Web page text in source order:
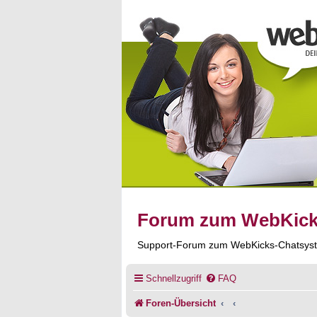
Forum zum
Support-Forum zum WebKicks-
Schnellzugriff FAQ
Foren-Übersicht